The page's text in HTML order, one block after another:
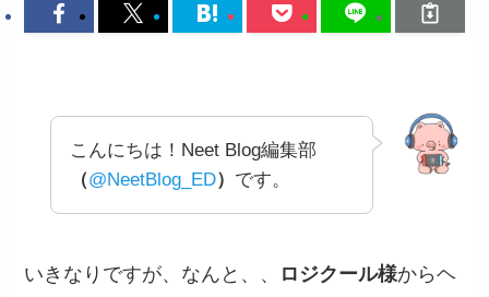
こんにちは！Neet Blog編集部
（@NeetBlog_ED） です。
いきなりですが、なんと、、 ロジクール様からヘ